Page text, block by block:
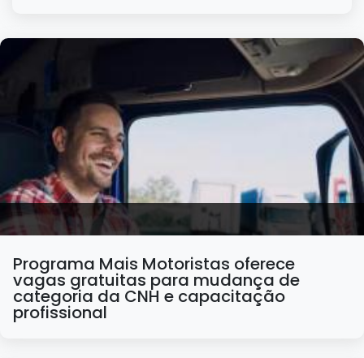
Programa Mais Motoristas oferece
vagas gratuitas para mudança de
categoria da CNH e capacitação
profissional